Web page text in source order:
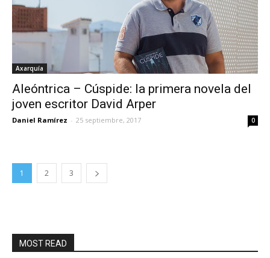
Axarquía
Aleóntrica – Cúspide: la primera novela del
joven escritor David Arper
Daniel Ramírez - 25 septiembre, 2017 0
1 2 3
MOST READ